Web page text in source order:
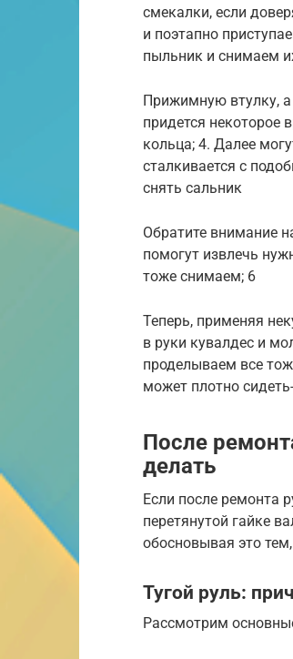
смекалки, если
и поэтапно
пыльник и снимаем
Прижимную втулку,
придется некоторое
кольца; 4. Далее
сталкивается с
снять сальник
Обратите внимание
помогут извлечь
тоже снимаем; 6
Теперь, применяя
в руки кувалдес и
проделываем все
может плотно
После
делать
Если после ремонта
перетянутой гайке
обосновывая это
Тугой руль:
Рассмотрим